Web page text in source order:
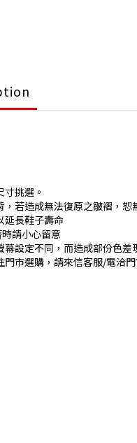
挑選。
若造成無法復原之皺褶，恕
延長鞋子壽命
請小心留意
設定不同，而造成部份色差
市選購，請來信客服/電洽